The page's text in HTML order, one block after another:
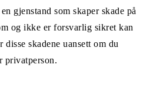
gjenstand som skaper skade på
og ikke er forsvarlig sikret kan
skadene uansett om du
privatperson.